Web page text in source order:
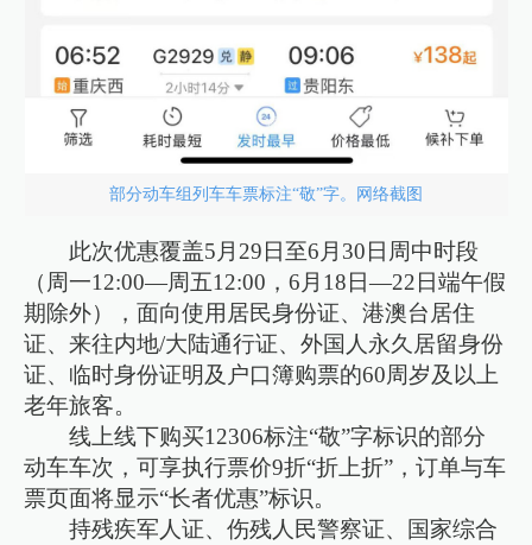
部分动车组列车车票标注“敬”字。网络截图
此次优惠覆盖5月29日至6月30日周中时段
（周一12:00—周五12:00，6月18日—22日端午假
期除外），面向使用居民身份证、港澳台居住
证、来往内地/大陆通行证、外国人永久居留身份
证、临时身份证明及户口簿购票的60周岁及以上
老年旅客。
线上线下购买12306标注“敬”字标识的部分
动车车次，可享执行票价9折“折上折”，订单与车
票页面将显示“长者优惠”标识。
持残疾军人证、伤残人民警察证、国家综合